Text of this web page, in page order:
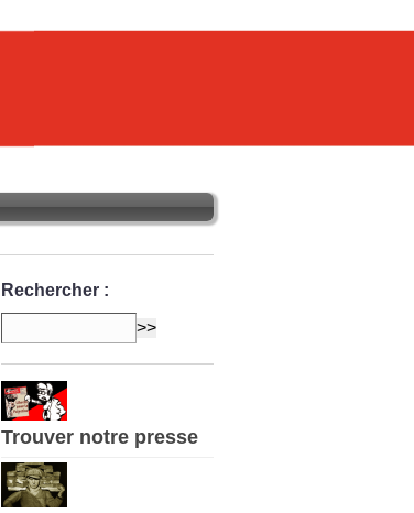
Rechercher :
Trouver notre presse